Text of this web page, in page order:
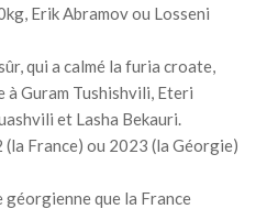
Erik Abramov ou Losseni
qui a calmé la furia croate,
Guram Tushishvili, Eteri
et Lasha Bekauri.
France) ou 2023 (la Géorgie)
géorgienne que la France